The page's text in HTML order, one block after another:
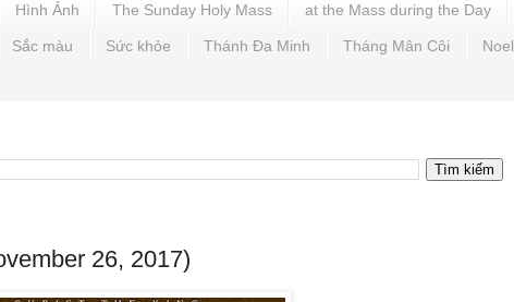
Hình Ảnh The Sunday Holy Mass at the Mass during the Day
Sắc màu Sức khỏe Thánh Đa Minh Tháng Mân Côi Noel
26, 2017)